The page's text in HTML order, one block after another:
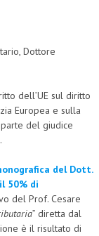
Dottore
dell’UE sul diritto
Europea e sulla
del giudice
del Dott.
50% di
del Prof. Cesare
” diretta dal
è il risultato di